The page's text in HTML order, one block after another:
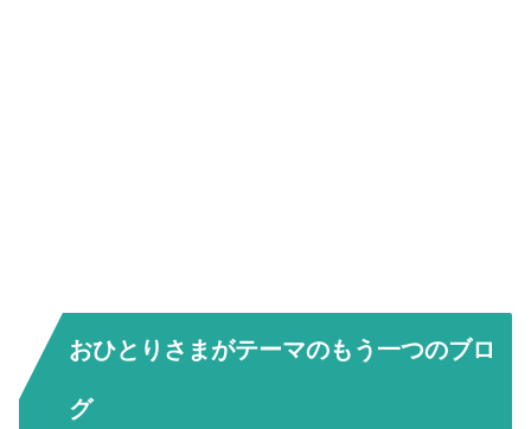
おひとりさまがテーマのもう一つのブロ
グ